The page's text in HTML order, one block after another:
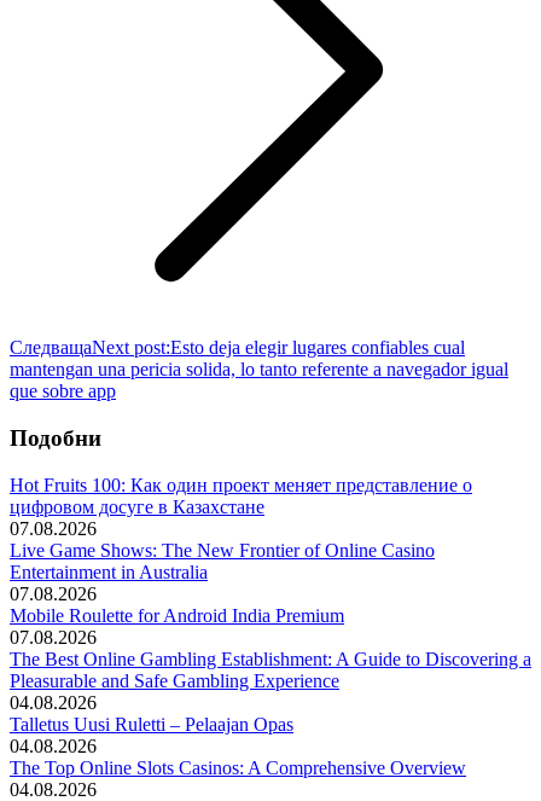
СледващаNext post:Esto deja elegir lugares confiables cual
mantengan una pericia solida, lo tanto referente a navegador igual
que sobre app
Подобни
Hot Fruits 100: Как один проект меняет представление о
цифровом досуге в Казахстане
07.08.2026
Live Game Shows: The New Frontier of Online Casino
Entertainment in Australia
07.08.2026
Mobile Roulette for Android India Premium
07.08.2026
The Best Online Gambling Establishment: A Guide to Discovering a
Pleasurable and Safe Gambling Experience
04.08.2026
Talletus Uusi Ruletti – Pelaajan Opas
04.08.2026
The Top Online Slots Casinos: A Comprehensive Overview
04.08.2026